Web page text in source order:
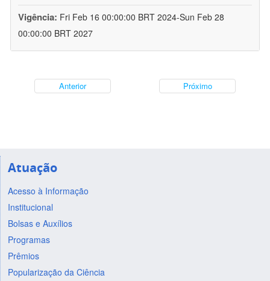
Vigência: Fri Feb 16 00:00:00 BRT 2024-Sun Feb 28
00:00:00 BRT 2027
Anterior Próximo
Atuação
Acesso à Informação
Institucional
Bolsas e Auxílios
Programas
Prêmios
Popularização da Ciência